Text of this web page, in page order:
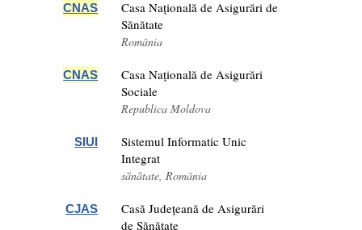
CNAS
Casa Națională de Asigurări de
Sănătate
România
CNAS
Casa Națională de Asigurări
Sociale
Republica Moldova
SIUI
Sistemul Informatic Unic
Integrat
sănătate, România
CJAS
Casă Județeană de Asigurări
de Sănătate